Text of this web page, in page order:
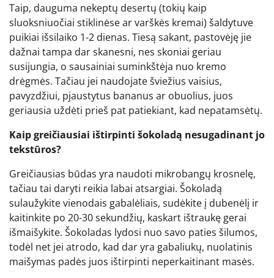
Taip, dauguma nekeptų desertų (tokių kaip
sluoksniuočiai stiklinėse ar varškės kremai) šaldytuve
puikiai išsilaiko 1-2 dienas. Tiesą sakant, pastovėję jie
dažnai tampa dar skanesni, nes skoniai geriau
susijungia, o sausainiai suminkštėja nuo kremo
drėgmės. Tačiau jei naudojate šviežius vaisius,
pavyzdžiui, pjaustytus bananus ar obuolius, juos
geriausia uždėti prieš pat patiekiant, kad nepatamsėtų.
Kaip greičiausiai ištirpinti šokoladą nesugadinant jo
tekstūros?
Greičiausias būdas yra naudoti mikrobangų krosnelę,
tačiau tai daryti reikia labai atsargiai. Šokoladą
sulaužykite vienodais gabalėliais, sudėkite į dubenėlį ir
kaitinkite po 20-30 sekundžių, kaskart ištraukę gerai
išmaišykite. Šokoladas lydosi nuo savo paties šilumos,
todėl net jei atrodo, kad dar yra gabaliukų, nuolatinis
maišymas padės juos ištirpinti neperkaitinant masės.